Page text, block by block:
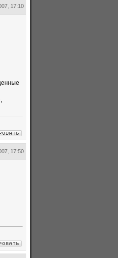
17:10
17:50